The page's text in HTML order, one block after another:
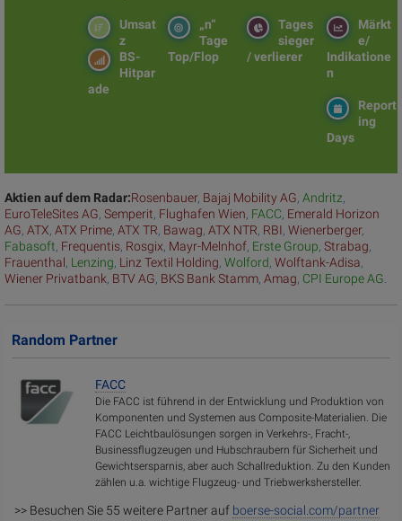
Märkt
e/
Indikatione
n
Tages
sieger
/ verlierer
„n“
Tage
Top/Flop
Umsat
z
BS-
Hitpar
ade
Report
ing
Days
Aktien auf dem Radar:Rosenbauer, Bajaj Mobility AG, Andritz,
EuroTeleSites AG, Semperit, Flughafen Wien, FACC, Emerald Horizon
AG, ATX, ATX Prime, ATX TR, Bawag, ATX NTR, RBI, Wienerberger,
Fabasoft, Frequentis, Rosgix, Mayr-Melnhof, Erste Group, Strabag,
Frauenthal, Lenzing, Linz Textil Holding, Wolford, Wolftank-Adisa,
Wiener Privatbank, BTV AG, BKS Bank Stamm, Amag, CPI Europe AG
Random Partner
FACC
Die FACC ist führend in der Entwicklung und Produktion von
Komponenten und Systemen aus Composite-Materialien. Die
FACC Leichtbaulösungen sorgen in Verkehrs-, Fracht-,
Businessflugzeugen und Hubschraubern für Sicherheit und
Gewichtsersparnis, aber auch Schallreduktion. Zu den Kunden
zählen u.a. wichtige Flugzeug- und Triebwerkshersteller.
>> Besuchen Sie 55 weitere Partner auf boerse-social.com/partner